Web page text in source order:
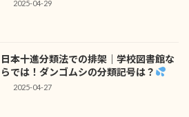
2025-04-29
日本十進分類法での排架｜学校図書館な
らでは！ダンゴムシの分類記号は？
2025-04-27